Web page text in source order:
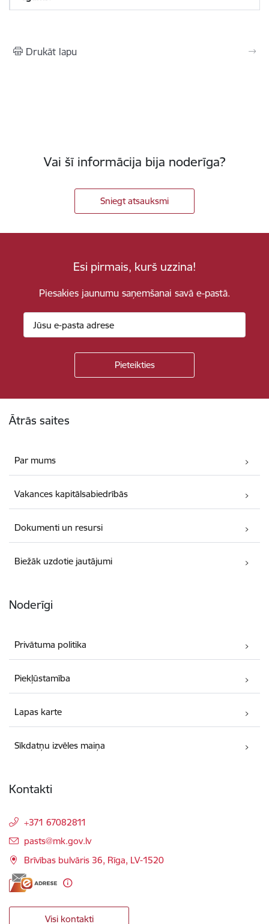
Drukāt lapu
Vai šī informācija bija noderīga?
Sniegt atsauksmi
Esi pirmais, kurš uzzina!
Piesakies jaunumu saņemšanai savā e-pastā.
Ātrās saites
Par mums
Vakances kapitālsabiedrībās
Dokumenti un resursi
Biežāk uzdotie jautājumi
Noderīgi
Privātuma politika
Piekļūstamība
Lapas karte
Sīkdatņu izvēles maiņa
Kontakti
+371 67082811
E-pasts:
pasts@mk.gov.lv
Brīvības bulvāris 36, Rīga, LV-1520
Visi kontakti